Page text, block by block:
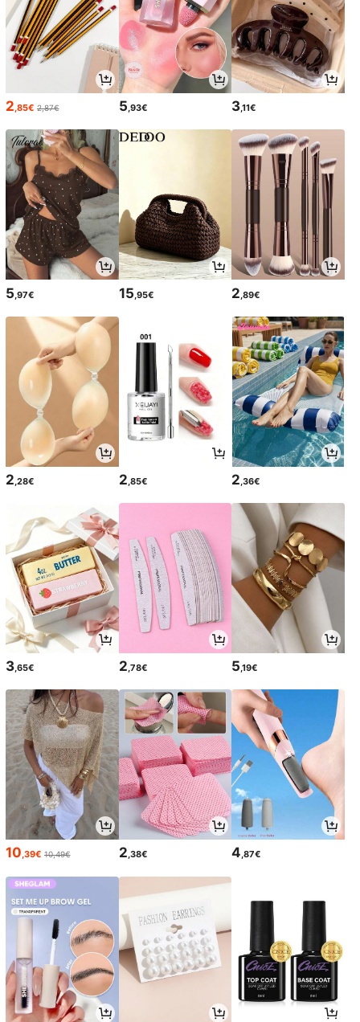
2,85€ 2,87€ 5,93€ 3,11€
5 ,97€ 15 ,95€ 2 ,89€
2,28€ 2,85€ 2,36€
3,65€ 2,78€ 5,19€
10,39€ 10,49€ 2,38€ 4,87€